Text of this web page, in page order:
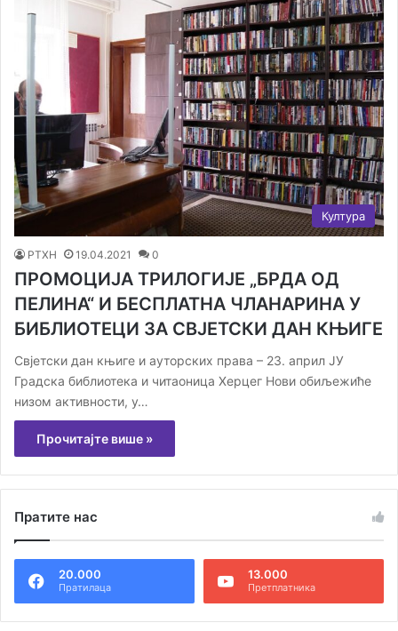
Култура
РТХН 19.04.2021 0
ПРОМОЦИЈА ТРИЛОГИЈЕ „БРДА ОД
ПЕЛИНА“ И БЕСПЛАТНА ЧЛАНАРИНА У
БИБЛИОТЕЦИ ЗА СВЈЕТСКИ ДАН КЊИГЕ
Свјетски дан књиге и ауторских права – 23. април ЈУ
Градска библиотека и читаоница Херцег Нови обиљежиће
низом активности, у…
Прочитајте више »
Пратите нас
20.000
Пратилаца
13.000
Претплатника